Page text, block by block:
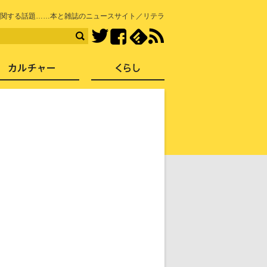
する話題……本と雑誌のニュースサイト／リテラ
TwitterFacebook
社会